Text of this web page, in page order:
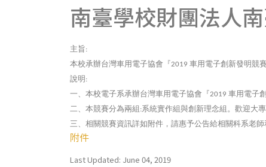
南臺學校財團法人
主旨:
本校承辦台灣車用電子協會『2019 車用電子創新發明競
說明:
一、本校電子系承辦台灣車用電子協會『2019 車用電子
二、本競賽分為兩組 :系統實作組與創新理念組。歡迎大
三、相關競賽資訊詳如附件，請惠予公告給相關科系老師
附件
Last Updated: June 04, 2019